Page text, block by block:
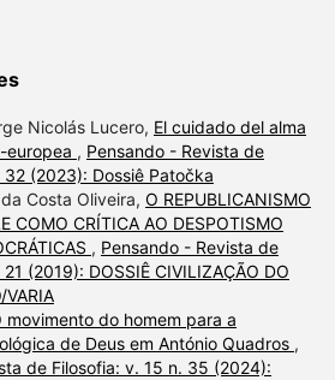
Nicolás Lucero, El cuidado del alma
europea , Pensando - Revista de
32 (2023): Dossiê Patočka
Costa Oliveira, O REPUBLICANISMO
COMO CRÍTICA AO DESPOTISMO
, Pensando - Revista de
(2019): DOSSIÊ CIVILIZAÇÃO DO
VARIA
movimento do homem para a
de Deus em António Quadros ,
de Filosofia: v. 15 n. 35 (2024):